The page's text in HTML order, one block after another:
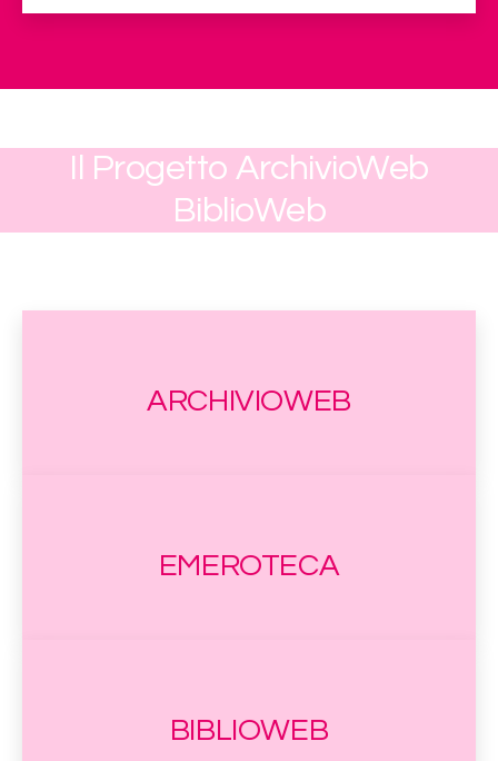
Il Progetto ArchivioWeb
BiblioWeb
ARCHIVIOWEB
EMEROTECA
BIBLIOWEB